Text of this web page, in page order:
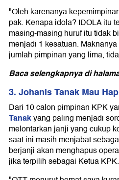
"Oleh karenanya
pak. Kenapa idola? IDOLA itu
masing-masing huruf itu tidak
menjadi 1 kesatuan.
jumlah pimpinan yang lima,
Baca selengkapnya di
3. Johanis Tanak Mau
Dari 10 calon pimpinan KPK
Tanakyang paling menjadi
melontarkan janji yang cukup
saat ini masih menjabat
berjanji akan menghapus
jika terpilih sebagai Ketua KPK.